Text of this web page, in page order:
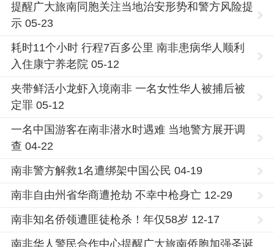
提醒广大旅南同胞关注当地治安形势和警方风险提
示 05-23
耗时11个小时 行程7百多公里 南非患病华人顺利
入住康宁养老院 05-12
夹带鲜活小龙虾入境南非 一名女性华人被捕后被
定罪 05-12
一名中国游客在南非潜水时遇难 当地警方展开调
查 04-22
南非警方解救1名遭绑架中国公民 04-19
南非自由州省华商遭抢劫 不幸中枪身亡 12-29
南非知名侨领遭匪徒枪杀！年仅58岁 12-17
南非华人警民合作中心提醒广大旅南侨胞加强圣诞